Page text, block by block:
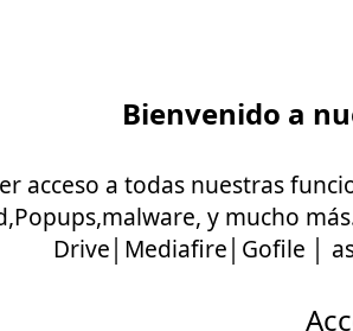
Bienvenido a
acceso a todas nuestras
y mucho
Drive│Mediafire│Gofile │